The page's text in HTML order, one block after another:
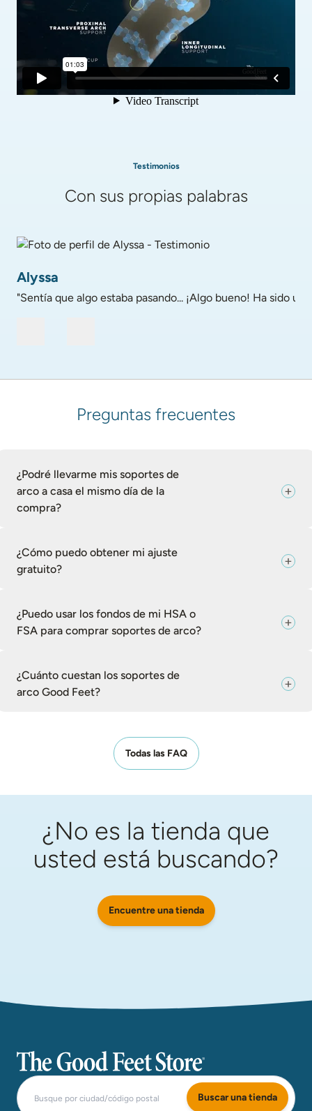
Testimonios
Con sus propias palabras
Alyssa
"Sentía que algo estaba pasando... ¡Algo bueno! Ha sido un
Preguntas frecuentes
¿Podré llevarme mis soportes de
arco a casa el mismo día de la
compra?
¿Cómo puedo obtener mi ajuste
gratuito?
¿Puedo usar los fondos de mi HSA o
FSA para comprar soportes de arco?
¿Cuánto cuestan los soportes de
arco Good Feet?
Todas las FAQ
¿No es la tienda que
usted está buscando?
Encuentre una tienda
The Good Feet Store
Buscar una tienda